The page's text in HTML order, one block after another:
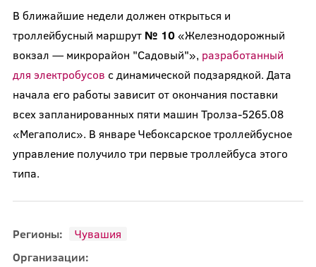
В ближайшие недели должен открыться и
троллейбусный маршрут № 10«Железнодорожный
вокзал — микрорайон "Садовый"», разработанный
для электробусов с динамической подзарядкой. Дата
начала его работы зависит от окончания поставки
всех запланированных пяти машин Тролза-5265.08
«Мегаполис». В январе Чебоксарское троллейбусное
управление получило три первые троллейбуса этого
типа.
Регионы:
Чувашия
Организации: